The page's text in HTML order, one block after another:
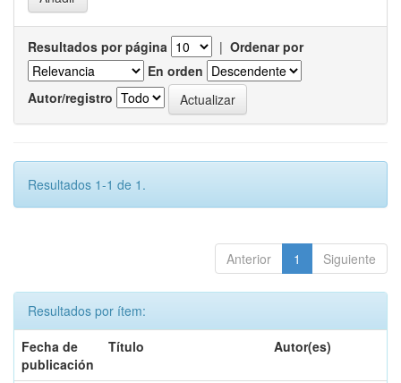
Resultados por página | Ordenar por
En orden
Autor/registro
Resultados 1-1 de 1.
Anterior 1 Siguiente
Resultados por ítem:
Fecha de
publicación
Título Autor(es)